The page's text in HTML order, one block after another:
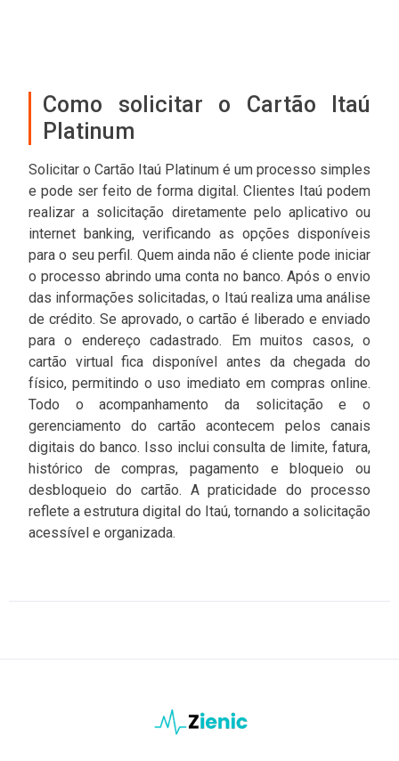
Como solicitar o Cartão Itaú
Platinum
Solicitar o Cartão Itaú Platinum é um processo simples
e pode ser feito de forma digital. Clientes Itaú podem
realizar a solicitação diretamente pelo aplicativo ou
internet banking, verificando as opções disponíveis
para o seu perfil. Quem ainda não é cliente pode iniciar
o processo abrindo uma conta no banco. Após o envio
das informações solicitadas, o Itaú realiza uma análise
de crédito. Se aprovado, o cartão é liberado e enviado
para o endereço cadastrado. Em muitos casos, o
cartão virtual fica disponível antes da chegada do
físico, permitindo o uso imediato em compras online.
Todo o acompanhamento da solicitação e o
gerenciamento do cartão acontecem pelos canais
digitais do banco. Isso inclui consulta de limite, fatura,
histórico de compras, pagamento e bloqueio ou
desbloqueio do cartão. A praticidade do processo
reflete a estrutura digital do Itaú, tornando a solicitação
acessível e organizada.